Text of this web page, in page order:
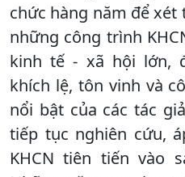
chức hàng năm để xét
những công trình
kinh tế - xã hội lớn,
khích lệ, tôn vinh và
nổi bật của các tác
tiếp tục nghiên cứu,
KHCN tiên tiến vào